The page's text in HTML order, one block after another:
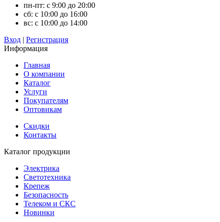
пн-пт: с 9:00 до 20:00
сб: с 10:00 до 16:00
вс: с 10:00 до 14:00
Вход | Регистрация
Информация
Главная
О компании
Каталог
Услуги
Покупателям
Оптовикам
Скидки
Контакты
Каталог продукции
Электрика
Светотехника
Крепеж
Безопасность
Телеком и СКС
Новинки